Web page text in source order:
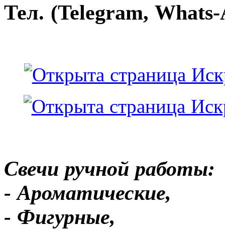
Тел. (Telegram,
Свечи ручной работы:
- Ароматические,
- Фигурные,